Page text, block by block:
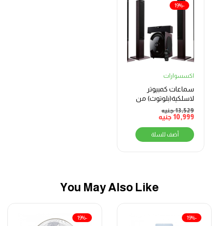
-19%
اكسسوارات
سماعات كمبيوتر
لاسلكية(بلوتوث) من
دوب SX5 – اسود
13,529جنيه
10,999جنيه
أضف للسلة
You May Also Like
-19%
-19%